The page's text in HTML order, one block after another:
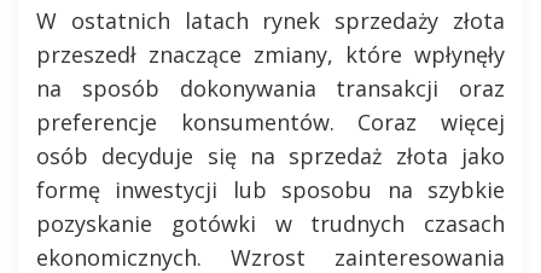
W ostatnich latach rynek sprzedaży złota
przeszedł znaczące zmiany, które wpłynęły
na sposób dokonywania transakcji oraz
preferencje konsumentów. Coraz więcej
osób decyduje się na sprzedaż złota jako
formę inwestycji lub sposobu na szybkie
pozyskanie gotówki w trudnych czasach
ekonomicznych. Wzrost zainteresowania